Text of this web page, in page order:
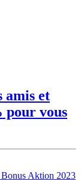
amis et
pour vous
Aktion 2023